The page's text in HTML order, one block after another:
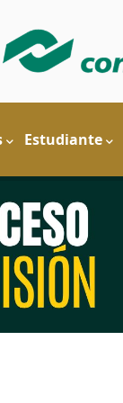
Estudiante